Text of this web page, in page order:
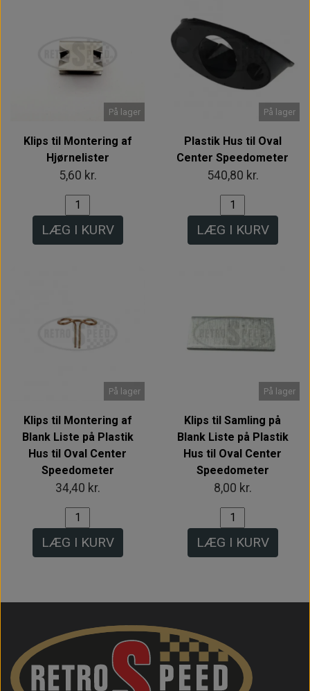
På lager
Klips til Montering af
Hjørnelister
5,60 kr.
LÆG I KURV
På lager
Plastik Hus til Oval
Center Speedometer
540,80 kr.
LÆG I KURV
På lager
Klips til Montering af
Blank Liste på Plastik
Hus til Oval Center
Speedometer
34,40 kr.
LÆG I KURV
På lager
Klips til Samling på
Blank Liste på Plastik
Hus til Oval Center
Speedometer
8,00 kr.
LÆG I KURV